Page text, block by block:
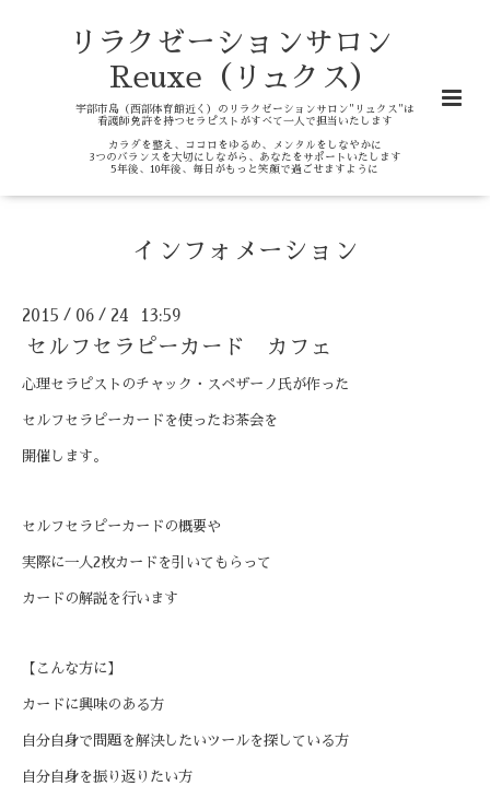
リラクゼーションサロン
Reuxe（リュクス）
宇部市島（西部体育館近く）のリラクゼーションサロン"リュクス"は
看護師免許を持つセラピストがすべて一人で担当いたします
カラダを整え、ココロをゆるめ、メンタルをしなやかに
3つのバランスを大切にしながら、あなたをサポートいたします
5年後、10年後、毎日がもっと笑顔で過ごせますように
インフォメーション
2015 / 06 / 24 13:59
セルフセラピーカード カフェ
心理セラピストのチャック・スペザーノ氏が作った
セルフセラピーカードを使ったお茶会を
開催します。
セルフセラピーカードの概要や
実際に一人2枚カードを引いてもらって
カードの解説を行います
【こんな方に】
カードに興味のある方
自分自身で問題を解決したいツールを探している方
自分自身を振り返りたい方